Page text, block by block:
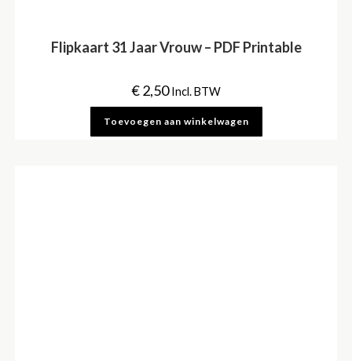
Flipkaart 31 Jaar Vrouw – PDF Printable
€2,50 Incl. BTW
Toevoegen aan winkelwagen